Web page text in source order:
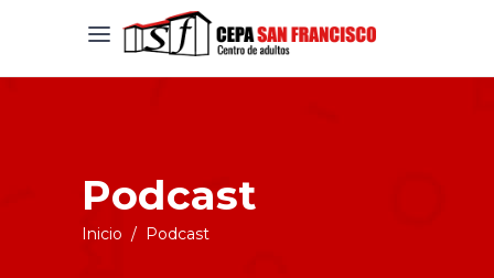
Podcast
Inicio / Podcast